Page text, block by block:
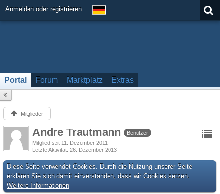
Anmelden oder registrieren
Portal Forum Marktplatz Extras
Mitglieder
Andre Trautmann
Benutzer
Mitglied seit 11. Dezember 2011
Letzte Aktivität 26. Dezember 2013
Diese Seite verwendet Cookies. Durch die Nutzung unserer Seite
erklären Sie sich damit einverstanden, dass wir Cookies setzen.
Weitere Informationen